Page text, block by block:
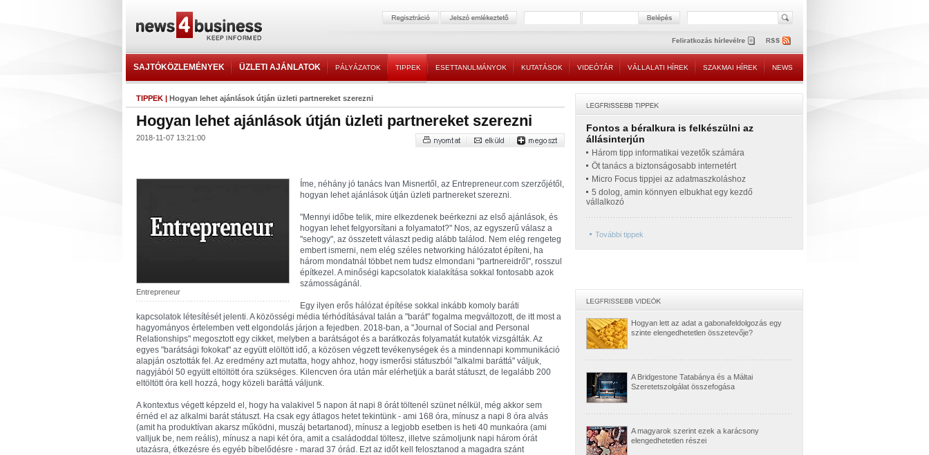
SAJTÓKÖZLEMÉNYEK ÜZLETI AJÁNLATOK PÁLYÁZATOK TIPPEK ESETTANULMÁNYOK KUTATÁSOK VIDEÓTÁR VÁLLALATI HÍREK SZAKMAI HÍREK NEWS
TIPPEK | Hogyan lehet ajánlások útján üzleti partnereket szerezni
Hogyan lehet ajánlások útján üzleti partnereket szerezni
2018-11-07 13:21:00
Entrepreneur
Íme, néhány jó tanács Ivan Misnertől, az Entrepreneur.com szerzőjétől,
hogyan lehet ajánlások útján üzleti partnereket szerezni.
"Mennyi időbe telik, mire elkezdenek beérkezni az első ajánlások, és
hogyan lehet felgyorsítani a folyamatot?" Nos, az egyszerű válasz a
"sehogy", az összetett választ pedig alább találod. Nem elég rengeteg
embert ismerni, nem elég széles networking hálózatot építeni, ha
három mondatnál többet nem tudsz elmondani "partnereidről", rosszul
építkezel. A minőségi kapcsolatok kialakítása sokkal fontosabb azok
számosságánál.
Egy ilyen erős hálózat építése sokkal inkább komoly baráti
kapcsolatok létesítését jelenti. A közösségi média térhódításával talán a "barát" fogalma megváltozott, de itt most a
hagyományos értelemben vett elgondolás járjon a fejedben. 2018-ban, a "Journal of Social and Personal
Relationships" megosztott egy cikket, melyben a barátságot és a barátkozás folyamatát kutatók vizsgálták. Az
egyes "barátsági fokokat" az együtt elöltött idő, a közösen végzett tevékenységek és a mindennapi kommunikáció
alapján osztották fel. Az eredmény azt mutatta, hogy ahhoz, hogy ismerősi státuszból "alkalmi baráttá" váljuk,
nagyjából 50 együtt eltöltött óra szükséges. Kilencven óra után már elérhetjük a barát státuszt, de legalább 200
eltöltött óra kell hozzá, hogy közeli baráttá váljunk.
A kontextus végett képzeld el, hogy ha valakivel 5 napon át napi 8 órát töltenél szünet nélkül, még akkor sem
érnéd el az alkalmi barát státuszt. Ha csak egy átlagos hetet tekintünk - ami 168 óra, mínusz a napi 8 óra alvás
(amit ha produktívan akarsz működni, muszáj betartanod), mínusz a legjobb esetben is heti 40 munkaóra (ami
valljuk be, nem reális), mínusz a napi két óra, amit a családoddal töltesz, illetve számoljunk napi három órát
utazásra, étkezésre és egyéb bíbelődésre - marad 37 órád. Ezt az időt kell felosztanod a magadra szánt
Fontos a béralkura is felkészülni az
állásinterjún
Három tipp informatikai vezetők számára
Öt tanács a biztonságosabb internetért
Micro Focus tippjei az adatmaszkoláshoz
5 dolog, amin könnyen elbukhat egy kezdő
vállalkozó
További tippek
Hogyan lett az adat a gabonafeldolgozás egy
szinte elengedhetetlen összetevője?
A Bridgestone Tatabánya és a Máltai
Szeretetszolgálat összefogása
A magyarok szerint ezek a karácsony
elengedhetetlen részei